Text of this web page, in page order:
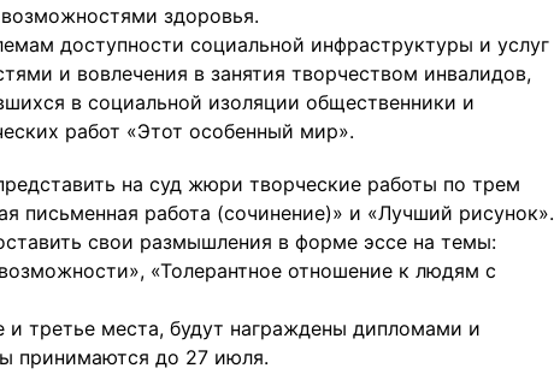
здоровья.
доступности социальной инфраструктуры и услуг
и вовлечения в занятия творчеством инвалидов,
в социальной изоляции общественники и
работ «Этот особенный мир».
на суд жюри творческие работы по трем
письменная работа (сочинение)» и «Лучший рисунок».
свои размышления в форме эссе на темы:
«Толерантное отношение к людям с
третье места, будут награждены дипломами и
принимаются до 27 июля.